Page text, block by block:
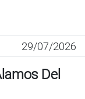
29/07/2026
Del